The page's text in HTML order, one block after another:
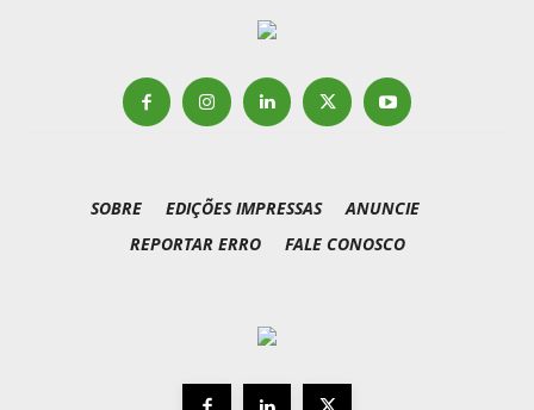
SOBRE EDIÇÕES IMPRESSAS
ANUNCIE
REPORTAR ERRO
FALE CONOSCO